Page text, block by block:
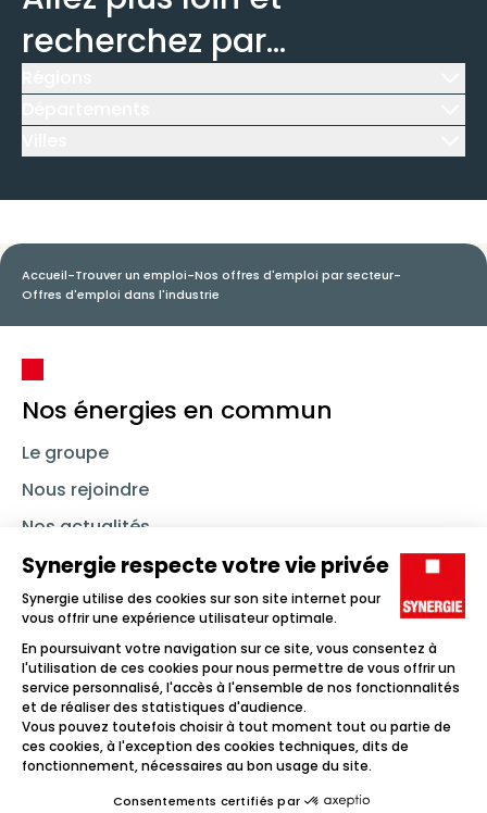
recherchez par...
Accueil-Trouver un emploi-Nos offres d'emploi par secteur-
Offres d'emploi dans l'industrie
Nos énergies en commun
Le groupe
Nous rejoindre
Nos actualités
Nous contacter
Linkedin SynergieInstagramTikTok Youtube
Trouver un emploi
Icône d'illustration
Candidats
Icône d'illustration
Icône d'illustration